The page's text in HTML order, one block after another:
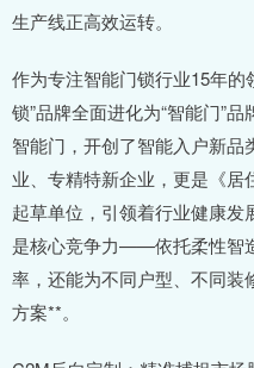
生产线正高效运转。
作为专注智能门锁行业15年的
锁”品牌全面进化为“智能门”
智能门，开创了智能入户新
业、专精特新企业，更是《居
起草单位，引领着行业健康
是核心竞争力——依托柔性智
率，还能为不同户型、不同
方案**。